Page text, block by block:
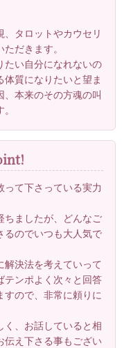
タロットやカウセリ
だきます。
い自分になれないの
質になりたいと望ま
本来のその方魂の叫
って下さっている実力
ちましたが、どんなご
るのでいつも大人気で
解決法を考えていって
テンポよく次々と回答
すので、非常に頼りに
く、お話していると相
伝え下さる事もござい